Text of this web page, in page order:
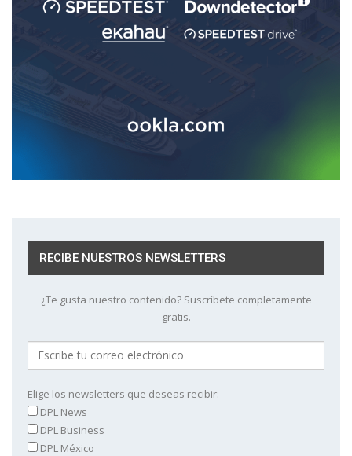
RECIBE NUESTROS NEWSLETTERS
¿Te gusta nuestro contenido? Suscríbete completamente
gratis.
Elige los newsletters que deseas recibir:
DPL News
DPL Business
DPL México